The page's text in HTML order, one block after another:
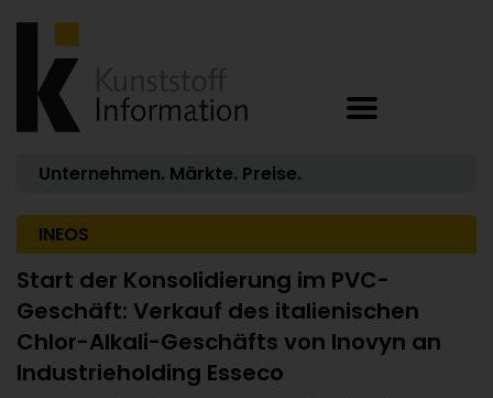
Unternehmen. Märkte. Preise.
INEOS
Start der Konsolidierung im PVC-
Geschäft: Verkauf des italienischen
Chlor-Alkali-Geschäfts von Inovyn an
Industrieholding Esseco